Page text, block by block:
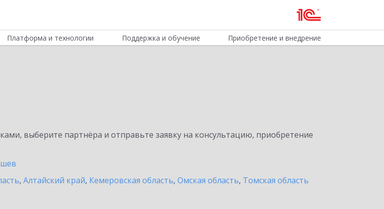
Платформа и технологии Поддержка и обучение Приобретение и внедрение
выберите партнёра и отправьте заявку на консультацию, приобретение
, Алтайский край, Кемеровская область, Омская область, Томская область